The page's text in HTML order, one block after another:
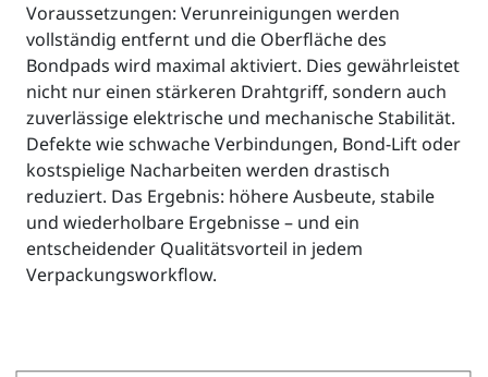
Voraussetzungen: Verunreinigungen werden
vollständig entfernt und die Oberfläche des
Bondpads wird maximal aktiviert. Dies gewährleistet
nicht nur einen stärkeren Drahtgriff, sondern auch
zuverlässige elektrische und mechanische Stabilität.
Defekte wie schwache Verbindungen, Bond-Lift oder
kostspielige Nacharbeiten werden drastisch
reduziert. Das Ergebnis: höhere Ausbeute, stabile
und wiederholbare Ergebnisse – und ein
entscheidender Qualitätsvorteil in jedem
Verpackungsworkflow.